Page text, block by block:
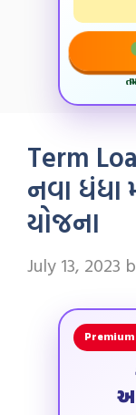
Term
નવા ધંધા
યોજના
July 13, 2023